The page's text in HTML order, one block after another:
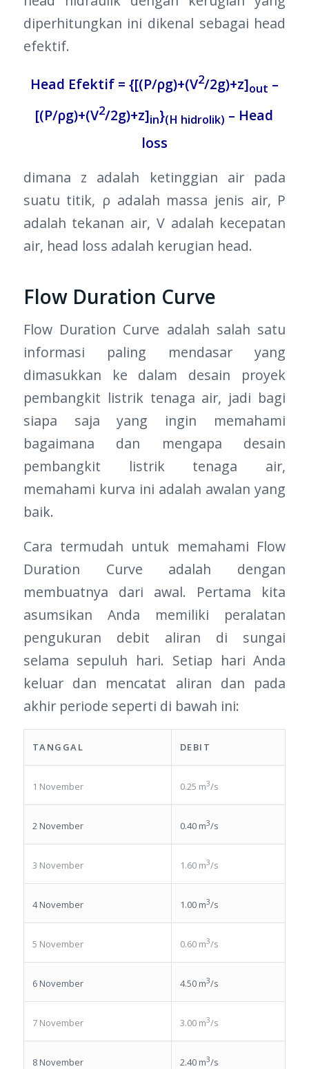
diperhitungkan ini dikenal sebagai head
efektif.
Head Efektif = {[(P/ρg)+(V2/2g)+z]out –
[(P/ρg)+(V2/2g)+z]in}(H hidrolik) – Head
loss
dimana z adalah ketinggian air pada
suatu titik, ρ adalah massa jenis air, P
adalah tekanan air, V adalah kecepatan
air, head loss adalah kerugian head.
Flow Duration Curve
Flow Duration Curve adalah salah satu
informasi paling mendasar yang
dimasukkan ke dalam desain proyek
pembangkit listrik tenaga air, jadi bagi
siapa saja yang ingin memahami
bagaimana dan mengapa desain
pembangkit listrik tenaga air,
memahami kurva ini adalah awalan yang
baik.
Cara termudah untuk memahami Flow
Duration Curve adalah dengan
membuatnya dari awal. Pertama kita
asumsikan Anda memiliki peralatan
pengukuran debit aliran di sungai
selama sepuluh hari. Setiap hari Anda
keluar dan mencatat aliran dan pada
akhir periode seperti di bawah ini:
TANGGAL DEBIT
1 November 0.25 m3/s
2 November 0.40 m3/s
3 November 1.60 m3/s
4 November 1.00 m3/s
5 November 0.60 m3/s
6 November 4.50 m3/s
7 November 3.00 m3/s
8 November 2.40 m3/s